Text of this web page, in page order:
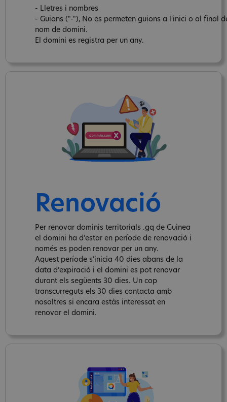
- Lletres i nombres
- Guions ("-"), No es permeten guions a l'inici o al final
nom de domini.
El domini es registra per un any.
Renovació
Per renovar dominis territorials .gq de Guinea
el domini ha d’estar en període de renovació i
només es poden renovar per un any.
Aquest període s’inicia 40 dies abans de la
data d’expiració i el domini es pot renovar
durant els següents 30 dies. Un cop
transcurreguts els 30 dies contacta amb
nosaltres si encara estàs interessat en
renovar el domini.